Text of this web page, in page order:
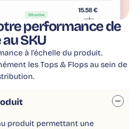
performance de
SKU
à l’échelle du produit.
les Tops & Flops au sein de
produit permettant une